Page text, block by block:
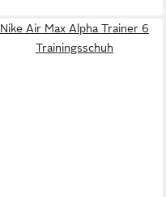
Nike Air Max Alpha Trainer 6
Trainingsschuh